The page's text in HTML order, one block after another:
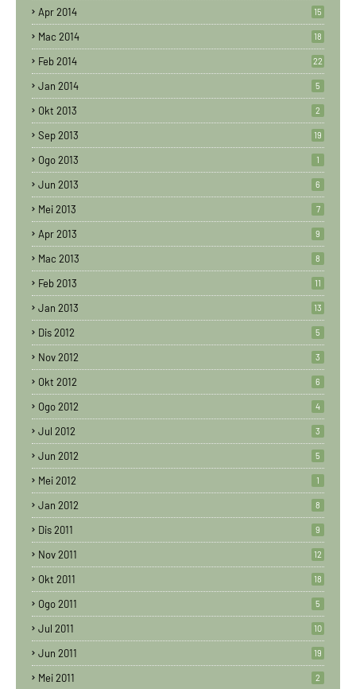
Apr 2014 15
Mac 2014 18
Feb 2014 22
Jan 2014 5
Okt 2013 2
Sep 2013 19
Ogo 2013 1
Jun 2013 6
Mei 2013 7
Apr 2013 9
Mac 2013 8
Feb 2013 11
Jan 2013 13
Dis 2012 5
Nov 2012 3
Okt 2012 6
Ogo 2012 4
Jul 2012 3
Jun 2012 5
Mei 2012 1
Jan 2012 8
Dis 2011 9
Nov 2011 12
Okt 2011 18
Ogo 2011 5
Jul 2011 10
Jun 2011 19
Mei 2011 2